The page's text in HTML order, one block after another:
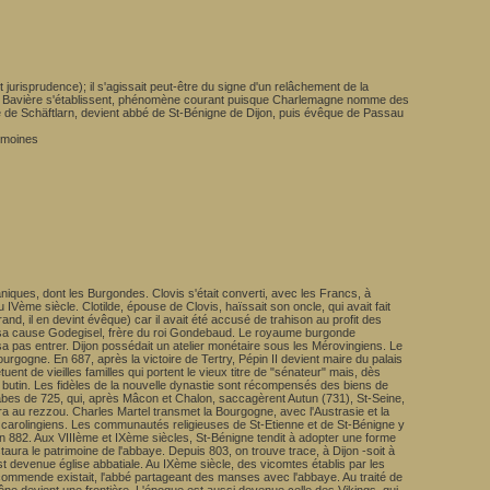
il s'agissait peut-être du signe d'un relâchement de la
s'établissent, phénomène courant puisque Charlemagne nomme des
Schäftlarn, devient abbé de St-Bénigne de Dijon, puis évêque de Passau
dont les Burgondes. Clovis s'était converti, avec les Francs, à
siècle. Clotilde, épouse de Clovis, haïssait son oncle, qui avait fait
il en devint évêque) car il avait été accusé de trahison au profit des
cause Godegisel, frère du roi Gondebaud. Le royaume burgonde
pas entrer. Dijon possédait un atelier monétaire sous les Mérovingiens. Le
En 687, après la victoire de Tertry, Pépin II devient maire du palais
de vieilles familles qui portent le vieux titre de "sénateur" mais, dès
Les fidèles de la nouvelle dynastie sont récompensés des biens de
de 725, qui, après Mâcon et Chalon, saccagèrent Autun (731), St-Seine,
au rezzou. Charles Martel transmet la Bourgogne, avec l'Austrasie et la
Les communautés religieuses de St-Etienne et de St-Bénigne y
Aux VIIIème et IXème siècles, St-Bénigne tendit à adopter une forme
le patrimoine de l'abbaye. Depuis 803, on trouve trace, à Dijon -soit à
église abbatiale. Au IXème siècle, des vicomtes établis par les
existait, l'abbé partageant des manses avec l'abbaye. Au traité de